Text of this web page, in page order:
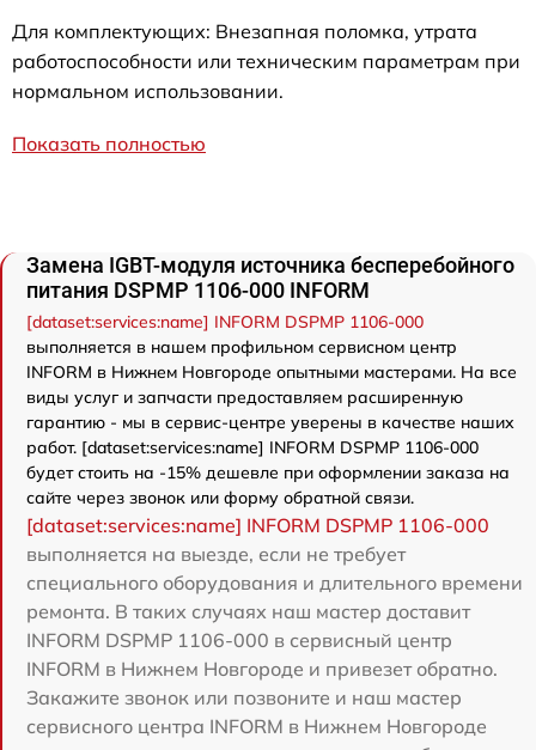
Для комплектующих: Внезапная поломка, утрата
работоспособности или техническим параметрам при
нормальном использовании.
Показать полностью
Замена IGBT-модуля источника бесперебойного
питания DSPMP 1106-000 INFORM
[dataset:services:name] INFORM DSPMP 1106-000
выполняется в нашем профильном сервисном центр
INFORM в Нижнем Новгороде опытными мастерами. На все
виды услуг и запчасти предоставляем расширенную
гарантию - мы в сервис-центре уверены в качестве наших
работ. [dataset:services:name] INFORM DSPMP 1106-000
будет стоить на -15% дешевле при оформлении заказа на
сайте через звонок или форму обратной связи.
[dataset:services:name] INFORM DSPMP 1106-000
выполняется на выезде, если не требует
специального оборудования и длительного времени
ремонта. В таких случаях наш мастер доставит
INFORM DSPMP 1106-000 в сервисный центр
INFORM в Нижнем Новгороде и привезет обратно.
Закажите звонок или позвоните и наш мастер
сервисного центра INFORM в Нижнем Новгороде